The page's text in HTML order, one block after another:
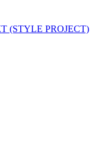
PROJECT)